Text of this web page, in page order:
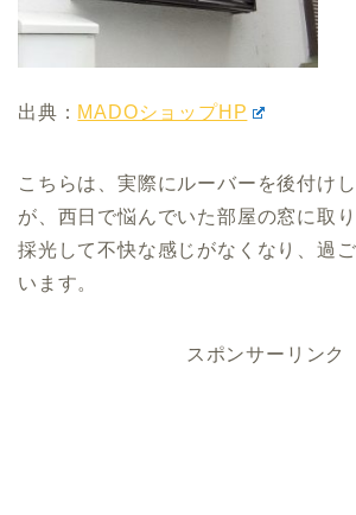
出典： MADOショップHP
こちらは、実際にルーバーを後付け
が、西日で悩んでいた部屋の窓に取
採光して不快な感じがなくなり、過
います。
スポンサーリンク